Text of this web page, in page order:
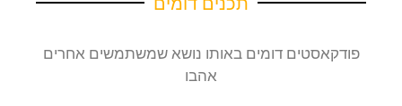
פודקאסטים דומים באותו נושא שמשתמשים אחרים
אהבו